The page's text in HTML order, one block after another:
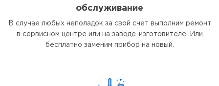
обслуживание
В случае любых неполадок за свой счет выполним ремонт
в сервисном центре или на заводе-изготовителе. Или
бесплатно заменим прибор на новый.